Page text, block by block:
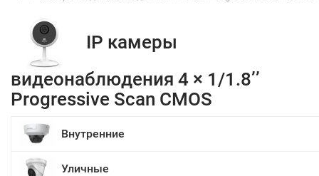
IP камеры
видеонаблюдения 4 × 1/1.8’’
Progressive Scan CMOS
Внутренние
Уличные